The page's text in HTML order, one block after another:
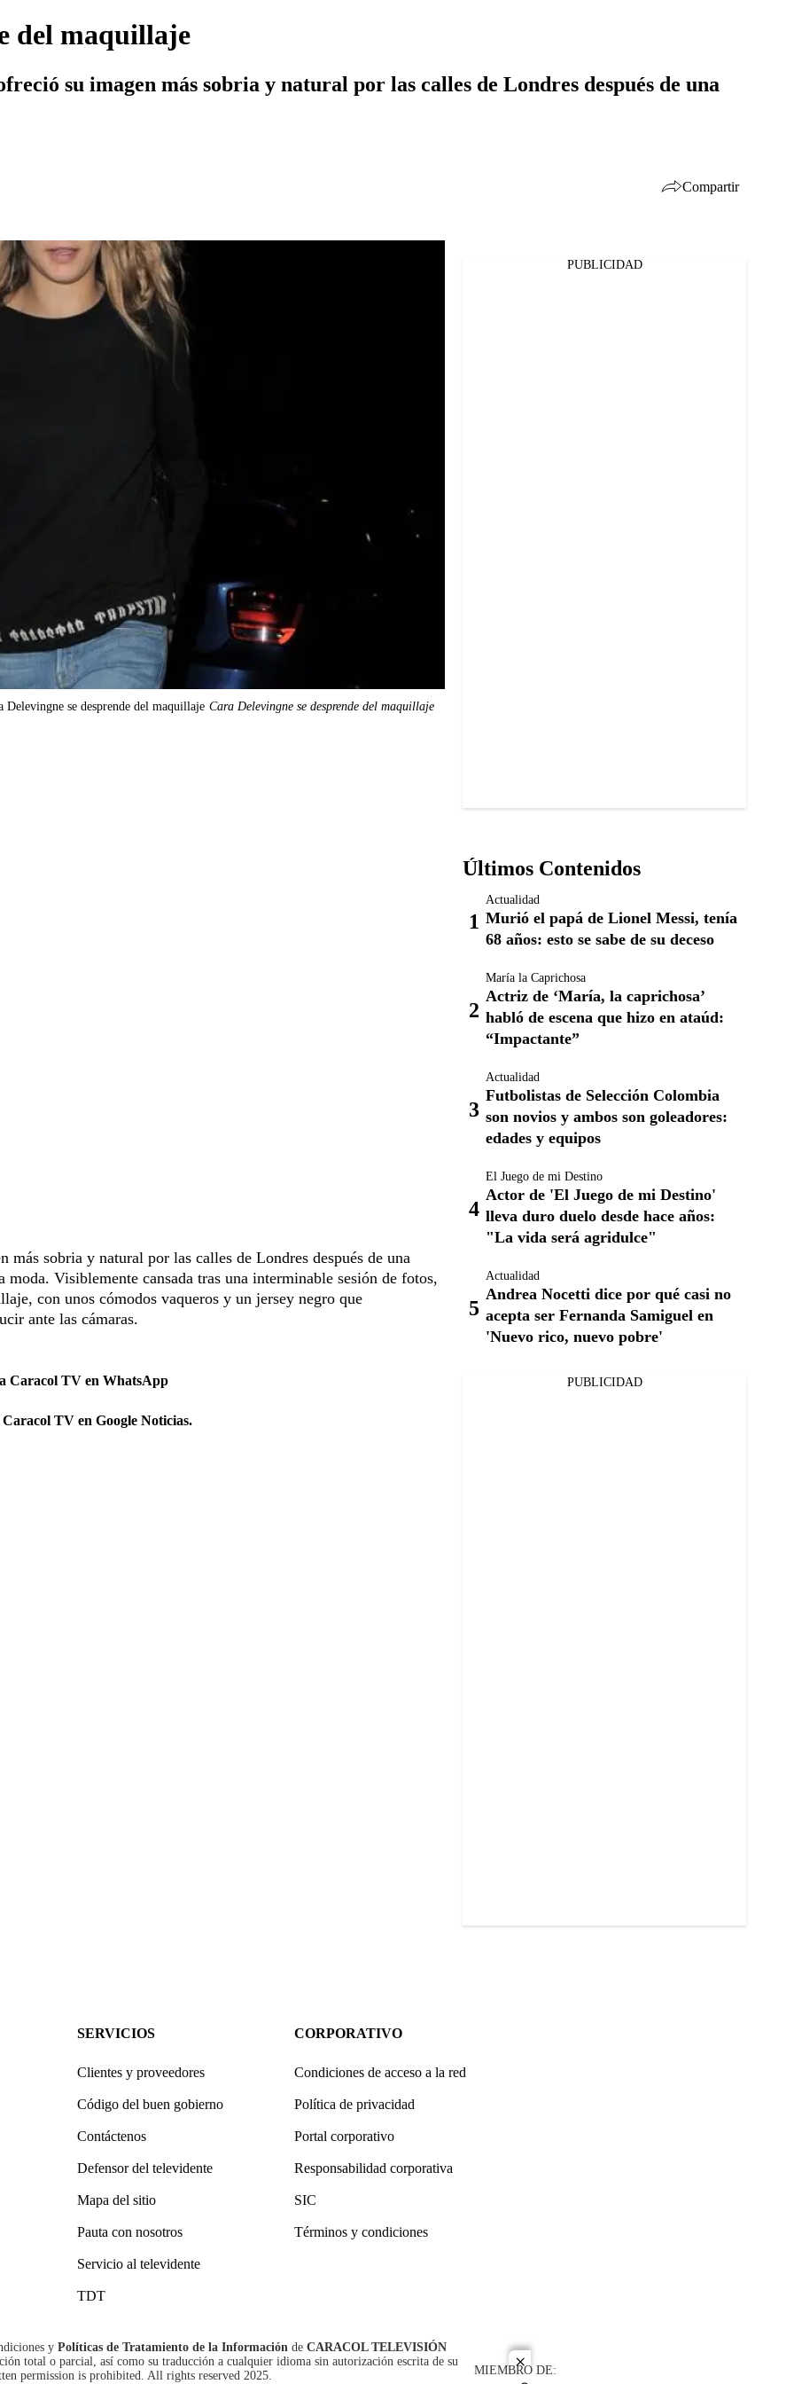
close
del maquillaje
su imagen más sobria y natural por las calles de Londres después de una
Compartir
Delevingne se desprende del maquillaje Cara Delevingne se desprende del maquillaje
sobria y natural por las calles de Londres después de una
Visiblemente cansada tras una interminable sesión de fotos,
con unos cómodos vaqueros y un jersey negro que
ante las cámaras.
Caracol TV en WhatsApp
Caracol TV en Google Noticias.
PUBLICIDAD
Últimos Contenidos
Actualidad
Murió el papá de Lionel Messi, tenía
68 años: esto se sabe de su deceso
María la Caprichosa
Actriz de ‘María, la caprichosa’
habló de escena que hizo en ataúd:
“Impactante”
Actualidad
Futbolistas de Selección Colombia
son novios y ambos son goleadores:
edades y equipos
El Juego de mi Destino
Actor de 'El Juego de mi Destino'
lleva duro duelo desde hace años:
"La vida será agridulce"
Actualidad
Andrea Nocetti dice por qué casi no
acepta ser Fernanda Samiguel en
'Nuevo rico, nuevo pobre'
PUBLICIDAD
SERVICIOS
Clientes y proveedores
Código del buen gobierno
Contáctenos
Defensor del televidente
Mapa del sitio
Pauta con nosotros
Servicio al televidente
TDT
CORPORATIVO
Condiciones de acceso a la red
Política de privacidad
Portal corporativo
Responsabilidad corporativa
SIC
Términos y condiciones
y Políticas de Tratamiento de la Información de CARACOL TELEVISIÓN
total o parcial, así como su traducción a cualquier idioma sin autorización escrita de su
permission is prohibited. All rights reserved 2025.
MIEMBRO DE: